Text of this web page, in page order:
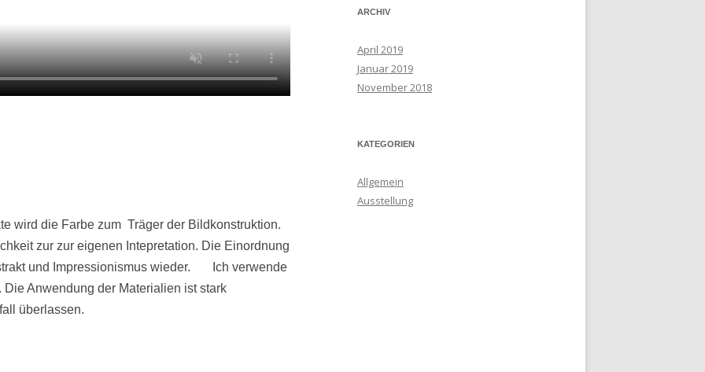
wird die Farbe zum Träger der Bildkonstruktion.
zur zur eigenen Intepretation. Die Einordnung
und Impressionismus wieder. Ich verwende
Anwendung der Materialien ist stark
überlassen.
ARCHIV
April 2019
Januar 2019
November 2018
KATEGORIEN
Allgemein
Ausstellung